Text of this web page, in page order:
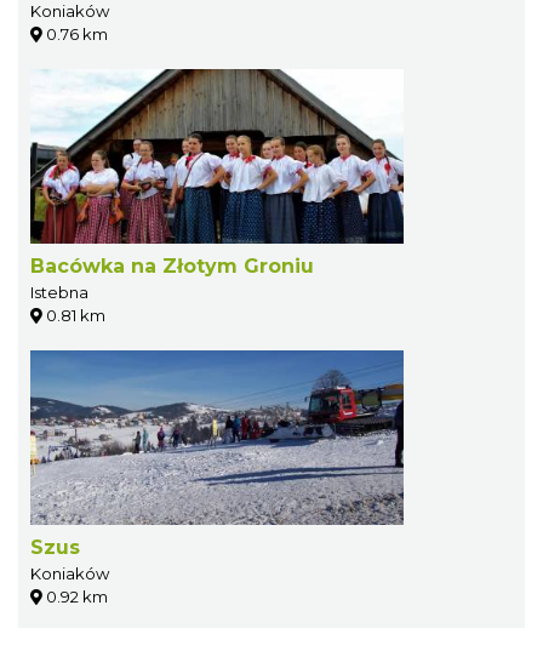
Koniaków
0.76 km
Bacówka na Złotym Groniu
Istebna
0.81 km
Szus
Koniaków
0.92 km